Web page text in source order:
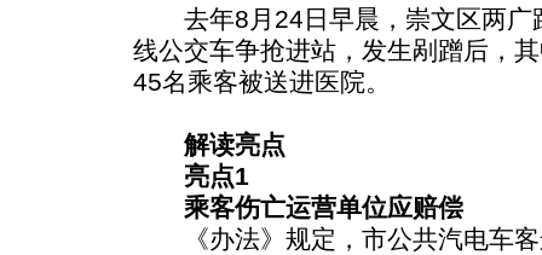
去年8月24日早晨，崇文区两广
线公交车争抢进站，发生剐蹭后，
45名乘客被送进医院。
解读亮点
亮点1
乘客伤亡运营单位应赔偿
《办法》规定，市公共汽电车客